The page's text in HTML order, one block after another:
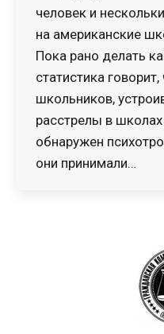
человек и
на американские
Пока рано делать
статистика
школьников,
расстрелы в
обнаружен
они принимали…